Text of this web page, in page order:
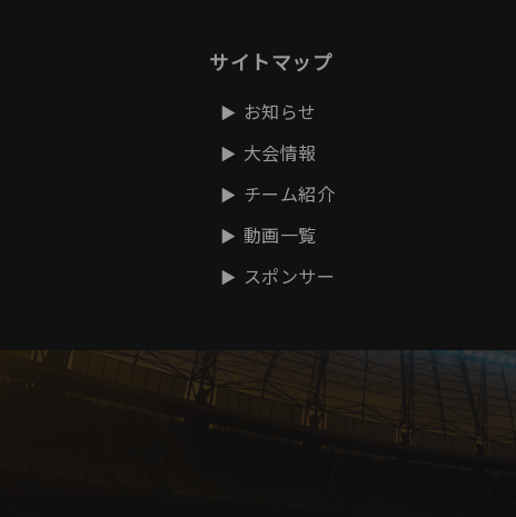
サイトマップ
お知らせ
大会情報
チーム紹介
動画一覧
スポンサー